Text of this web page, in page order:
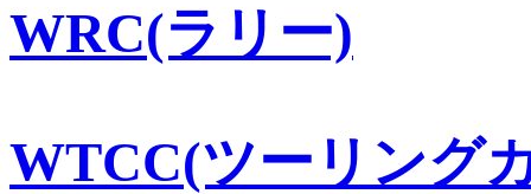
WRC(ラリー)
WTCC(ツーリング